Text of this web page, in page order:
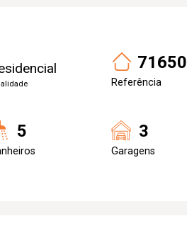
71650
Referência
5 3
Garagens